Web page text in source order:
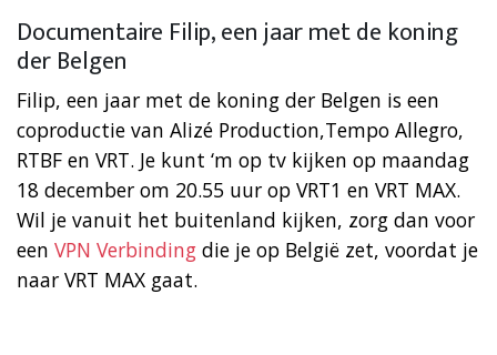
Documentaire Filip, een jaar met de koning
der Belgen
Filip, een jaar met de koning der Belgen is een
coproductie van Alizé Production,Tempo Allegro,
RTBF en VRT. Je kunt ‘m op tv kijken op maandag
18 december om 20.55 uur op VRT1 en VRT MAX.
Wil je vanuit het buitenland kijken, zorg dan voor
een VPN Verbinding die je op België zet, voordat je
naar VRT MAX gaat.